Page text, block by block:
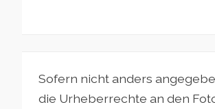
Sofern nicht anders
die Urheberrechte an den